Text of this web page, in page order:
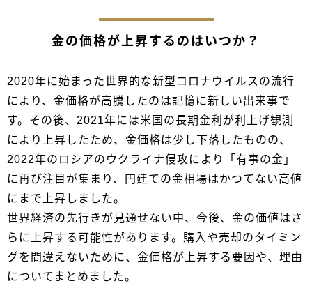
金の価格が上昇するのはいつか？
2020年に始まった世界的な新型コロナウイルスの流行
により、金価格が高騰したのは記憶に新しい出来事で
す。その後、2021年には米国の長期金利が利上げ観測
により上昇したため、金価格は少し下落したものの、
2022年のロシアのウクライナ侵攻により「有事の金」
に再び注目が集まり、円建ての金相場はかつてない高値
にまで上昇しました。
世界経済の先行きが見通せない中、今後、金の価値はさ
らに上昇する可能性があります。購入や売却のタイミン
グを間違えないために、金価格が上昇する要因や、理由
についてまとめました。